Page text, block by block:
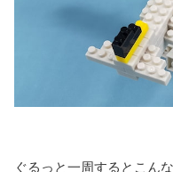
ぐるっと一周するとこん